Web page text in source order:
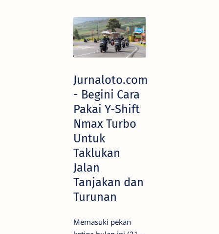
Jurnaloto.com
- Begini Cara
Pakai Y-Shift
Nmax Turbo
Untuk
Taklukan
Jalan
Tanjakan dan
Turunan
Memasuki pekan